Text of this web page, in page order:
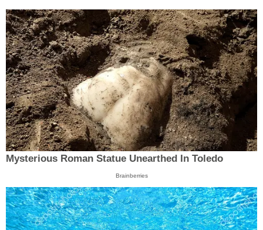
Mysterious Roman Statue Unearthed In Toledo
Brainberries